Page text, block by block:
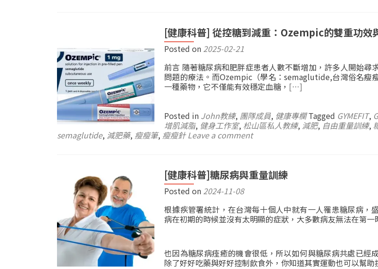
[健康科普] 從控糖到減重：Ozempic的雙重功效
Posted on 2025-02-21
前言 隨著糖尿病和肥胖症患者人數不斷增加，許多人開始尋
問題的療法。而Ozempic（學名：semaglutide,台灣俗名瘦
一種藥物，它不僅能有效穩定血糖， […]
Posted in John教練, 團隊成員, 健康專欄 Tagged GYMEFIT,
增肌減脂, 健身工作室, 松山區私人教練, 減肥, 自由重量訓練,
semaglutide, 減肥藥, 瘦瘦筆, 瘦瘦針 Leave a comment
[健康科普]糖尿病與重量訓練
Posted on 2024-11-08
根據疾管署統計，在台灣每十個人中就有一人罹患糖尿病，
病在初期的時候並沒有太明顯的症狀，大多數病友無法在第一
也因為糖尿病痊癒的機會很低，所以如何與糖尿病共處已經
除了好好吃藥與好好控制飲食外，你知道其實運動也可以幫助